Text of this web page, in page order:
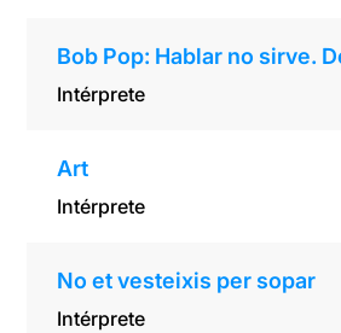
Bob Pop: Hablar no sirve.
Intérprete
Art
Intérprete
No et vesteixis per sopar
Intérprete